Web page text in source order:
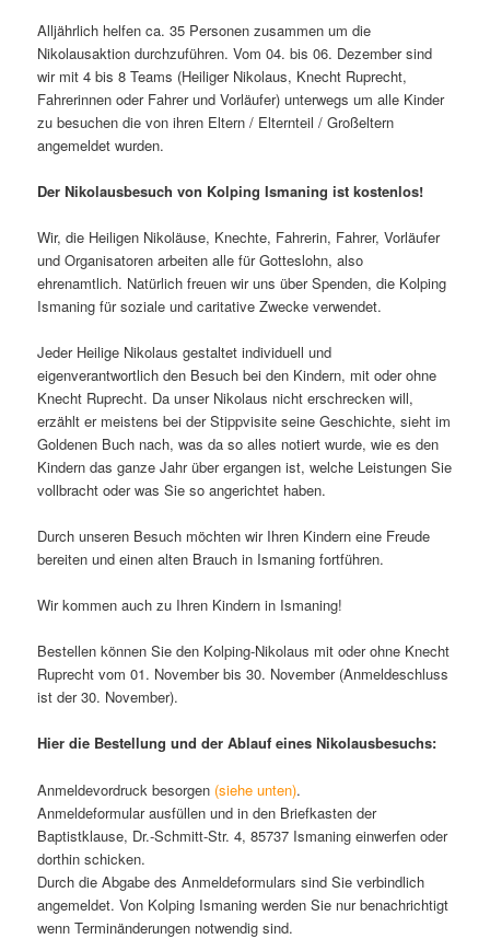
Alljährlich helfen ca. 35 Personen zusammen um die
Nikolausaktion durchzuführen. Vom 04. bis 06. Dezember sind
wir mit 4 bis 8 Teams (Heiliger Nikolaus, Knecht Ruprecht,
Fahrerinnen oder Fahrer und Vorläufer) unterwegs um alle Kinder
zu besuchen die von ihren Eltern / Elternteil / Großeltern
angemeldet wurden.
Der Nikolausbesuch von Kolping Ismaning ist kostenlos!
Wir, die Heiligen Nikoläuse, Knechte, Fahrerin, Fahrer, Vorläufer
und Organisatoren arbeiten alle für Gotteslohn, also
ehrenamtlich. Natürlich freuen wir uns über Spenden, die Kolping
Ismaning für soziale und caritative Zwecke verwendet.
Jeder Heilige Nikolaus gestaltet individuell und
eigenverantwortlich den Besuch bei den Kindern, mit oder ohne
Knecht Ruprecht. Da unser Nikolaus nicht erschrecken will,
erzählt er meistens bei der Stippvisite seine Geschichte, sieht im
Goldenen Buch nach, was da so alles notiert wurde, wie es den
Kindern das ganze Jahr über ergangen ist, welche Leistungen Sie
vollbracht oder was Sie so angerichtet haben.
Durch unseren Besuch möchten wir Ihren Kindern eine Freude
bereiten und einen alten Brauch in Ismaning fortführen.
Wir kommen auch zu Ihren Kindern in Ismaning!
Bestellen können Sie den Kolping-Nikolaus mit oder ohne Knecht
Ruprecht vom 01. November bis 30. November (Anmeldeschluss
ist der 30. November).
Hier die Bestellung und der Ablauf eines Nikolausbesuchs:
Anmeldevordruck besorgen (siehe unten).
Anmeldeformular ausfüllen und in den Briefkasten der
Baptistklause, Dr.-Schmitt-Str. 4, 85737 Ismaning einwerfen oder
dorthin schicken.
Durch die Abgabe des Anmeldeformulars sind Sie verbindlich
angemeldet. Von Kolping Ismaning werden Sie nur benachrichtigt
wenn Terminänderungen notwendig sind.